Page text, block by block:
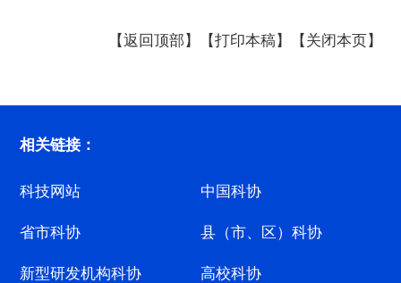
【返回顶部】 【打印本稿】 【关闭本页】
相关链接：
科技网站 中国科协
省市科协 县（市、区）科协
新型研发机构科协 高校科协